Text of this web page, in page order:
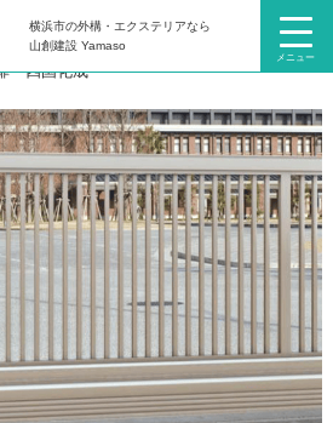
メニュー
横浜市の外構・エクステリアなら
山創建設 Yamaso
学べる必読情報：商品編
ポーターラ
四国化成